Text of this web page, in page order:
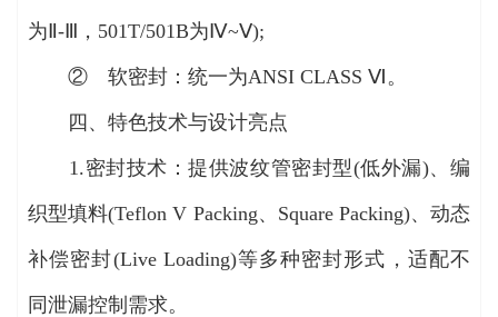
为Ⅱ-Ⅲ，501T/501B为Ⅳ~Ⅴ);
② 软密封：统一为ANSI CLASS Ⅵ。
四、特色技术与设计亮点
1.密封技术：提供波纹管密封型(低外漏)、编
织型填料(Teflon V Packing、Square Packing)、动态
补偿密封(Live Loading)等多种密封形式，适配不
同泄漏控制需求。